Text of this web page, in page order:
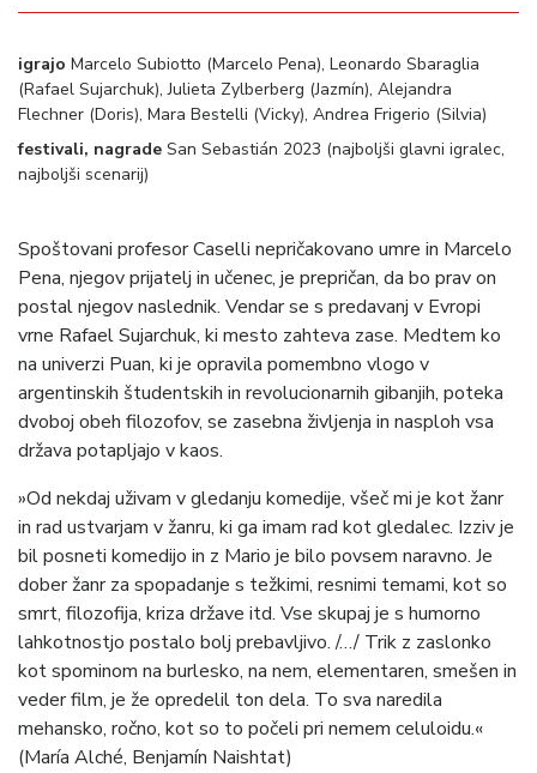
igrajo Marcelo Subiotto (Marcelo Pena), Leonardo Sbaraglia
(Rafael Sujarchuk), Julieta Zylberberg (Jazmín), Alejandra
Flechner (Doris), Mara Bestelli (Vicky), Andrea Frigerio (Silvia)
festivali, nagrade San Sebastián 2023 (najboljši glavni igralec,
najboljši scenarij)
Spoštovani profesor Caselli nepričakovano umre in Marcelo
Pena, njegov prijatelj in učenec, je prepričan, da bo prav on
postal njegov naslednik. Vendar se s predavanj v Evropi
vrne Rafael Sujarchuk, ki mesto zahteva zase. Medtem ko
na univerzi Puan, ki je opravila pomembno vlogo v
argentinskih študentskih in revolucionarnih gibanjih, poteka
dvoboj obeh filozofov, se zasebna življenja in nasploh vsa
država potapljajo v kaos.
»Od nekdaj uživam v gledanju komedije, všeč mi je kot žanr
in rad ustvarjam v žanru, ki ga imam rad kot gledalec. Izziv je
bil posneti komedijo in z Mario je bilo povsem naravno. Je
dober žanr za spopadanje s težkimi, resnimi temami, kot so
smrt, filozofija, kriza države itd. Vse skupaj je s humorno
lahkotnostjo postalo bolj prebavljivo. /…/ Trik z zaslonko
kot spominom na burlesko, na nem, elementaren, smešen in
veder film, je že opredelil ton dela. To sva naredila
mehansko, ročno, kot so to počeli pri nemem celuloidu.«
(María Alché, Benjamín Naishtat)